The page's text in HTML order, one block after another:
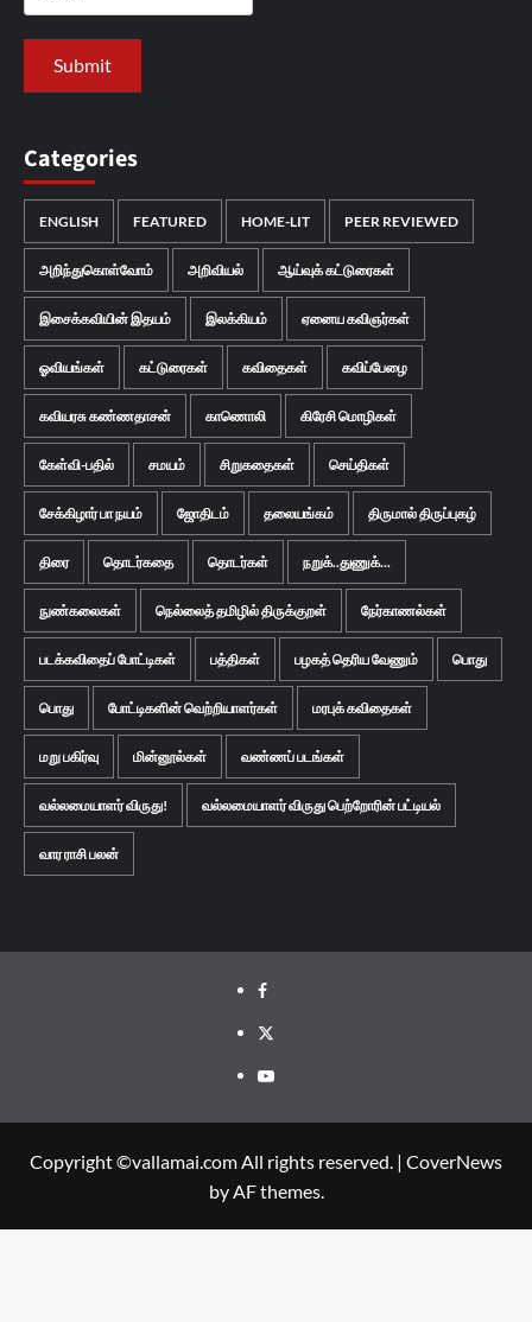
Categories
ENGLISH FEATURED HOME-LIT PEER REVIEWED
அறிந்துகொள்வோம் அறிவியல் ஆய்வுக் கட்டுரைகள்
இசைக்கவியின் இதயம் இலக்கியம் ஏனைய கவிஞர்கள்
ஓவியங்கள் கட்டுரைகள் கவிதைகள் கவிப்பேழை
கவியரசு கண்ணதாசன் காணொலி கிரேசி மொழிகள்
கேள்வி-பதில் சமயம் சிறுகதைகள் செய்திகள்
சேக்கிழார் பா நயம் ஜோதிடம் தலையங்கம் திருமால் திருப்புகழ்
திரை தொடர்கதை தொடர்கள் நறுக்..துணுக்...
நுண்கலைகள் நெல்லைத் தமிழில் திருக்குறள் நேர்காணல்கள்
படக்கவிதைப் போட்டிகள் பத்திகள் பழகத் தெரிய வேணும் பொது
பொது போட்டிகளின் வெற்றியாளர்கள் மரபுக் கவிதைகள்
மறு பகிர்வு மின்னூல்கள் வண்ணப் படங்கள்
வல்லமையாளர் விருது! வல்லமையாளர் விருது பெற்றோரின் பட்டியல்
வார ராசி பலன்
Facebook
Twitter
Youtube
Copyright ©vallamai.com All rights reserved. | CoverNews
by AF themes.